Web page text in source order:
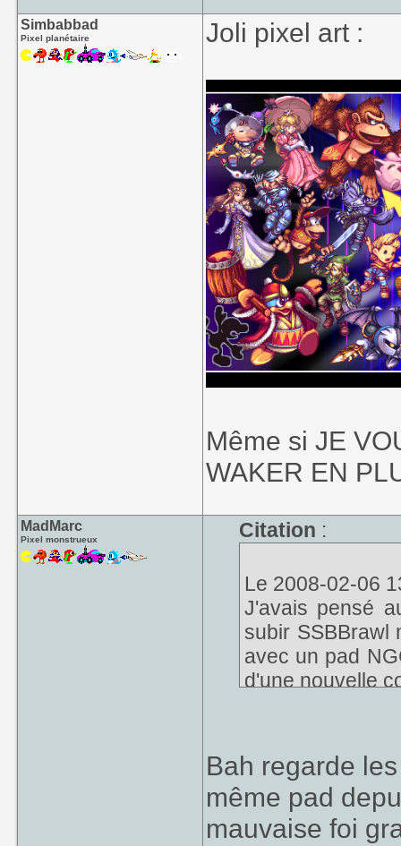
Simbabbad
Pixel planétaire Joli pixel art :
Même si JE
WAKER EN
MadMarc
Pixel monstrueux Citation :
Le 2008-02-06
J'avais pensé
subir SSBBrawl
avec un pad
d'une nouvelle
Bah regarde
même pad
mauvaise foi